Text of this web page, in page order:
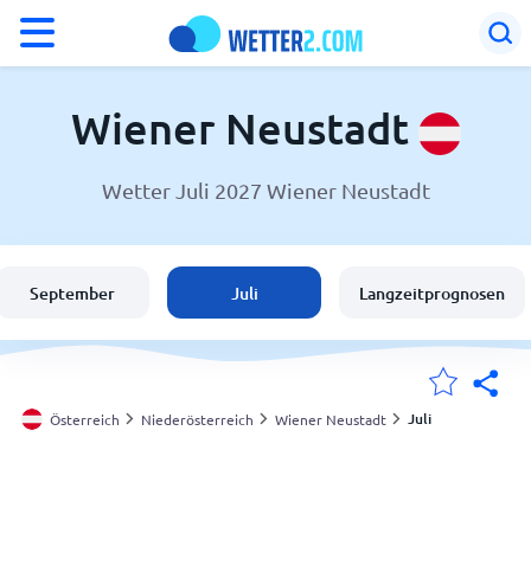
°C
Wetter in Wiener Neustadt
Schweiz
Deutschland
Wiener Neustadt
Wetter Juli 2027 Wiener Neustadt
September Juli Langzeitprognosen
Österreich Niederösterreich Wiener Neustadt Juli